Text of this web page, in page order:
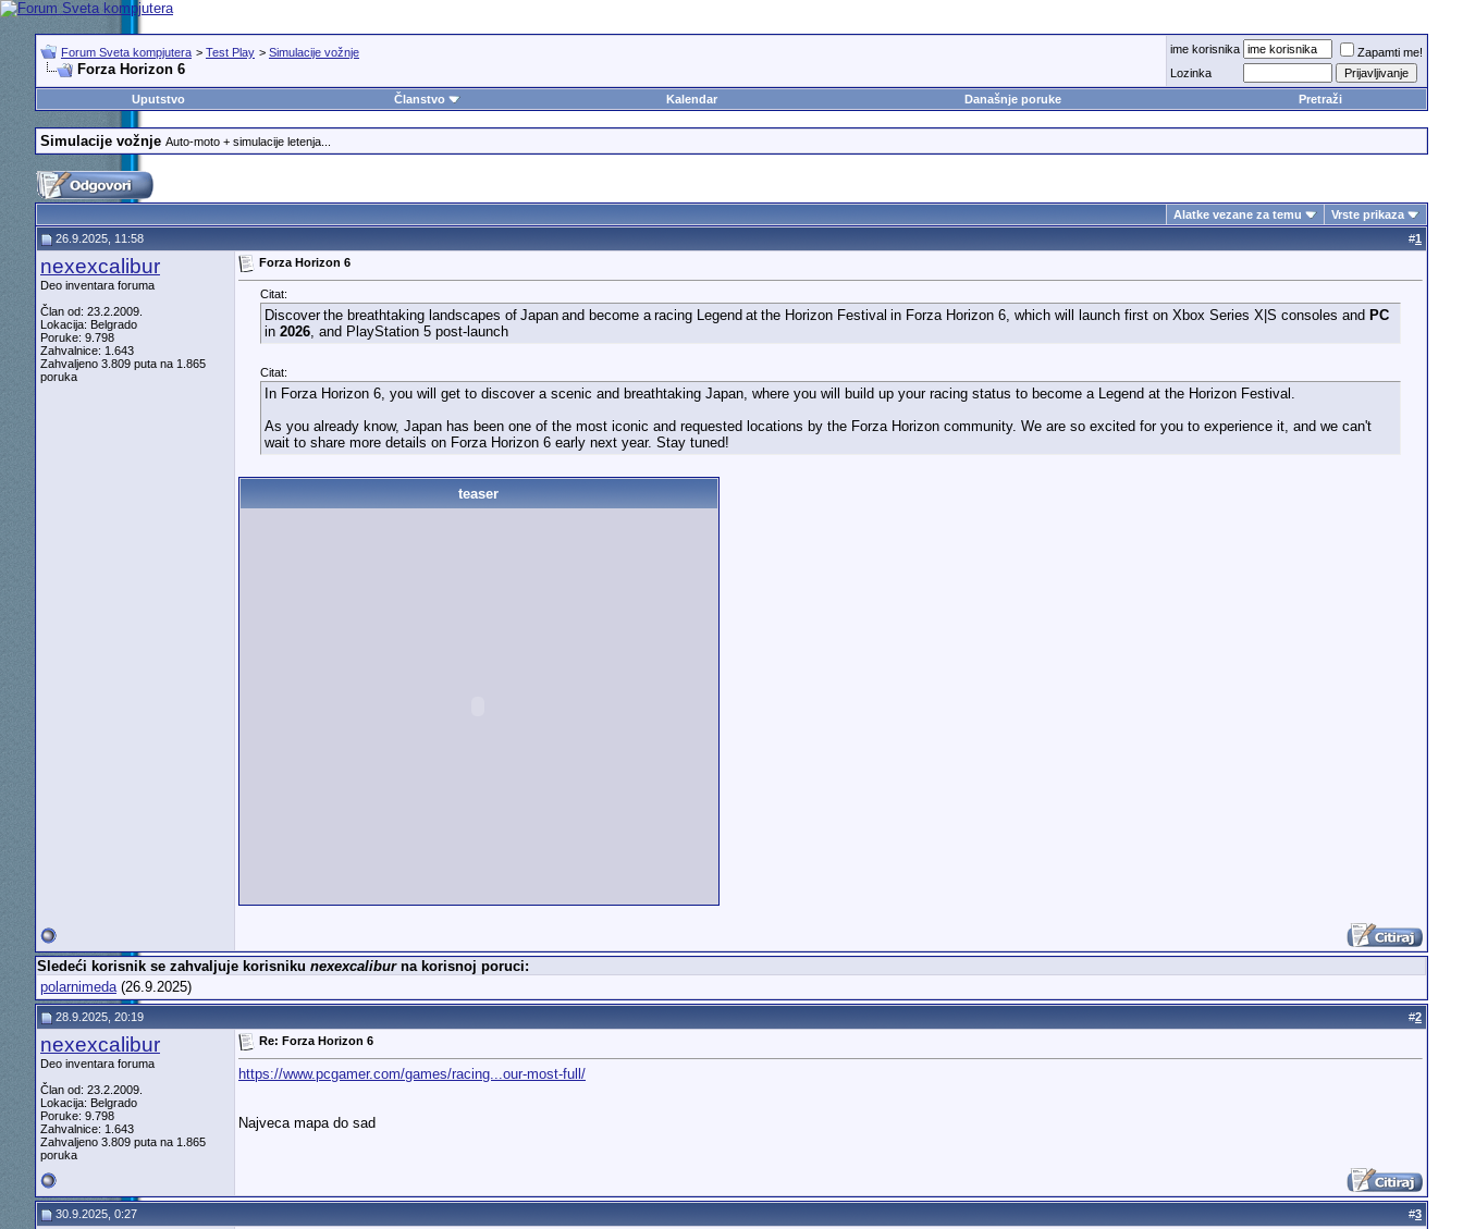
Forum Sveta kompjutera > Test Play > Simulacije vožnje
Forza Horizon 6
ime korisnika
Zapamti me!
Lozinka
Uputstvo
Članstvo Kalendar Današnje poruke Pretraži
Simulacije vožnje Auto-moto + simulacije letenja...
Alatke vezane za temu
Vrste prikaza
26.9.2025, 11:58
#1
nexexcalibur
Deo inventara foruma
Član od: 23.2.2009.
Lokacija: Belgrado
Poruke: 9.798
Zahvalnice: 1.643
Zahvaljeno 3.809 puta na 1.865
poruka
Forza Horizon 6
Citat:
Discover the breathtaking landscapes of Japan and become a racing Legend at the Horizon Festival in Forza Horizon 6, which will launch first on Xbox Series X|S consoles and PC
in 2026, and PlayStation 5 post-launch
Citat:
In Forza Horizon 6, you will get to discover a scenic and breathtaking Japan, where you will build up your racing status to become a Legend at the Horizon Festival.
As you already know, Japan has been one of the most iconic and requested locations by the Forza Horizon community. We are so excited for you to experience it, and we can't
wait to share more details on Forza Horizon 6 early next year. Stay tuned!
teaser
Sledeći korisnik se zahvaljuje korisniku nexexcaliburna korisnoj poruci:
polarnimeda(26.9.2025)
28.9.2025, 20:19 #2
nexexcalibur
Deo inventara foruma
Član od: 23.2.2009.
Lokacija: Belgrado
Poruke: 9.798
Zahvalnice: 1.643
Zahvaljeno 3.809 puta na 1.865
poruka
Re: Forza Horizon 6
https://www.pcgamer.com/games/racing...our-most-full/
Najveca mapa do sad
30.9.2025, 0:27 #3